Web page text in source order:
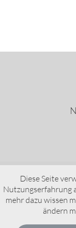
Diese Seite
Nutzungserfahrung
mehr dazu wissen
ändern